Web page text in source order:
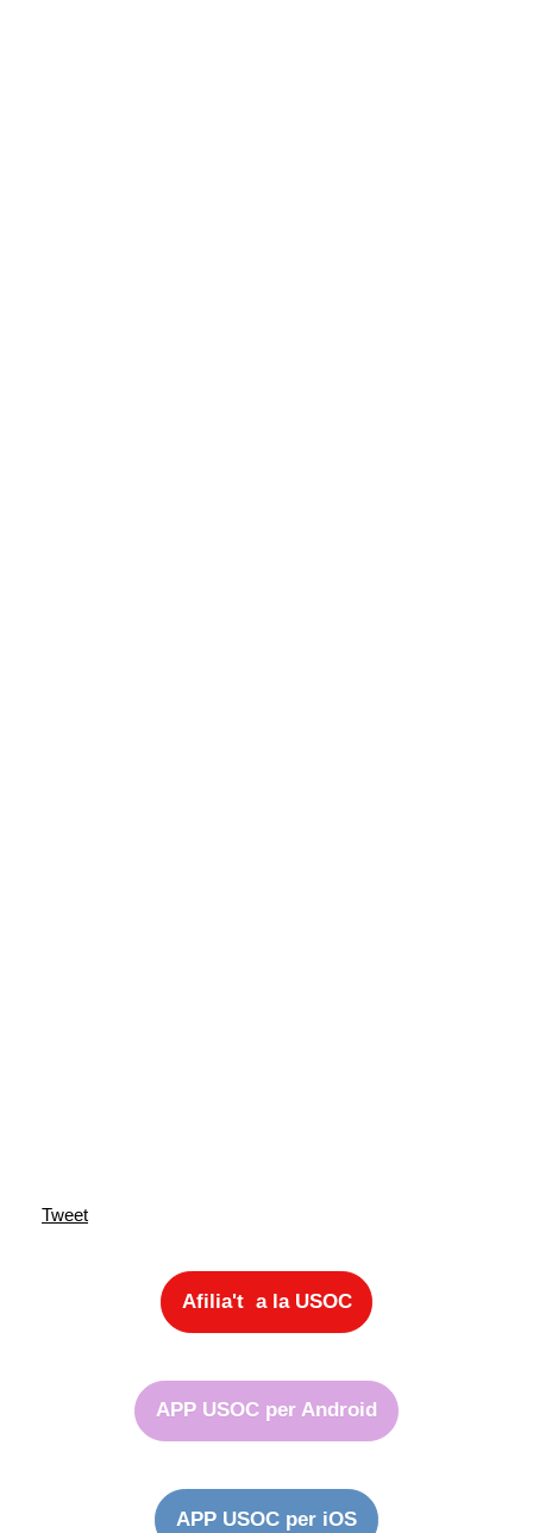
Tweet
Afilia't a la USOC
APP USOC per Android
APP USOC per iOS